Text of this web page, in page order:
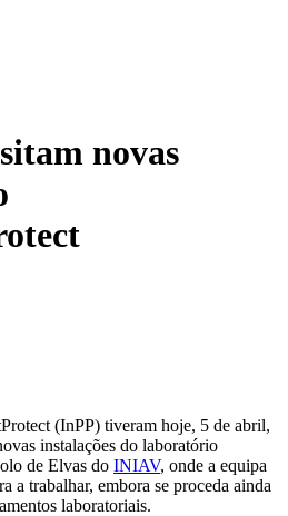
novas
(InPP) tiveram hoje, 5 de abril,
instalações do laboratório
de Elvas do INIAV, onde a equipa
a trabalhar, embora se proceda ainda
laboratoriais.